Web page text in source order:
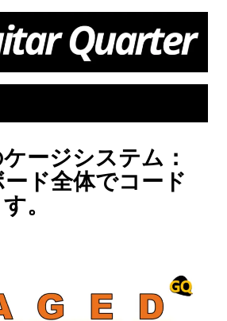
ージシステム：
ド全体でコード
。